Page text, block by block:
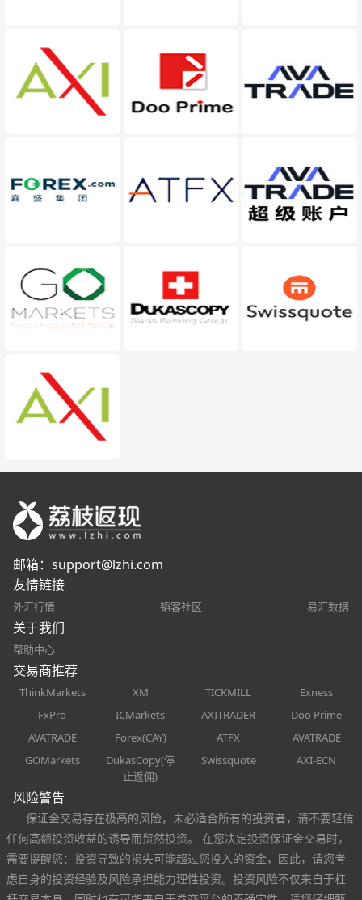
邮箱： support@lzhi.com
友情链接
外汇行情 韬客社区 易汇数据
关于我们
帮助中心
交易商推荐
ThinkMarkets XM TICKMILL
Exness
FxPro
ICMarkets AXITRADER
Doo Prime
AVATRADE
Forex(CAY) ATFX
AVATRADE
GOMarkets
DukasCopy(停
止返佣)
Swissquote AXI-ECN
风险警告
保证金交易存在极高的风险，未必适合所有的投资者，请不要轻信
任何高额投资收益的诱导而贸然投资。 在您决定投资保证金交易时，
需要提醒您：投资导致的损失可能超过您投入的资金，因此，请您考
虑自身的投资经验及风险承担能力理性投资。投资风险不仅来自于杠